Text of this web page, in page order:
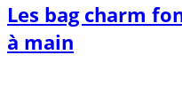
Les bag charm
à main